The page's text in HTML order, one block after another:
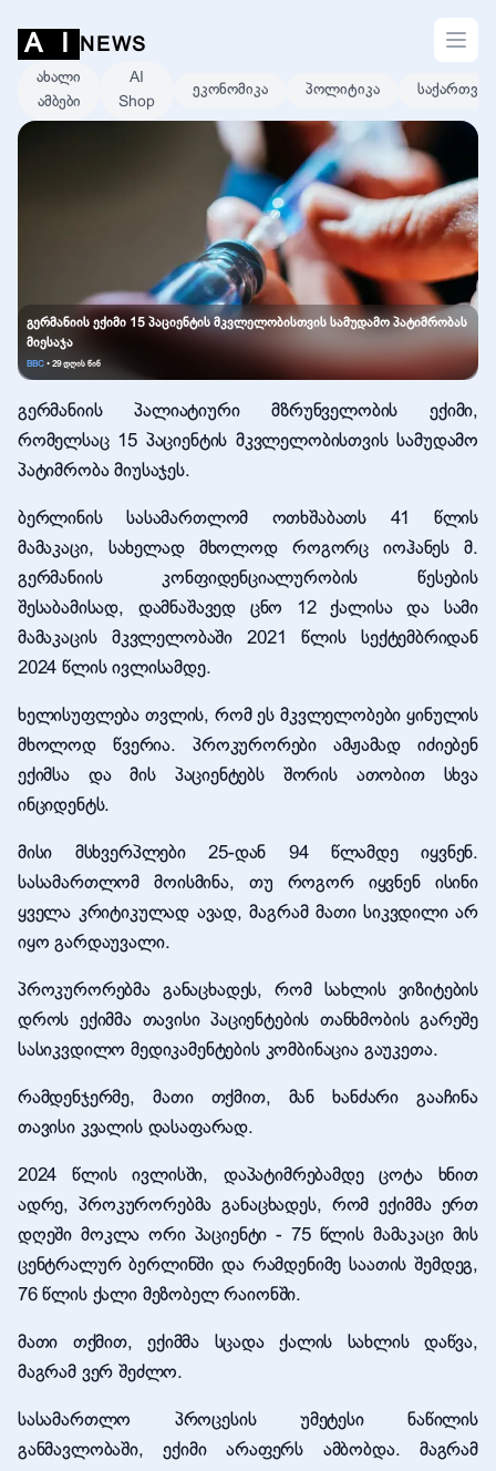
A NEWS
ახალი
ამბები
AI
Shop
ეკონომიკა პოლიტიკა
გერმანიის ექიმი 15 პაციენტის მკვლელობისთვის სამუდამო პატიმრობას
მიესაჯა
BBC • 29 დღის წინ
გერმანიის პალიატიური მზრუნველობის ექიმი,
რომელსაც 15 პაციენტის მკვლელობისთვის სამუდამო
პატიმრობა მიუსაჯეს.
ბერლინის სასამართლომ ოთხშაბათს 41 წლის
მამაკაცი, სახელად მხოლოდ როგორც იოჰანეს მ.
გერმანიის კონფიდენციალურობის წესების
შესაბამისად, დამნაშავედ ცნო 12 ქალისა და სამი
მამაკაცის მკვლელობაში 2021 წლის სექტემბრიდან
2024 წლის ივლისამდე.
ხელისუფლება თვლის, რომ ეს მკვლელობები ყინულის
მხოლოდ წვერია. პროკურორები ამჟამად იძიებენ
ექიმსა და მის პაციენტებს შორის ათობით სხვა
ინციდენტს.
მისი მსხვერპლები 25-დან 94 წლამდე იყვნენ.
სასამართლომ მოისმინა, თუ როგორ იყვნენ ისინი
ყველა კრიტიკულად ავად, მაგრამ მათი სიკვდილი არ
იყო გარდაუვალი.
პროკურორებმა განაცხადეს, რომ სახლის ვიზიტების
დროს ექიმმა თავისი პაციენტების თანხმობის გარეშე
სასიკვდილო მედიკამენტების კომბინაცია გაუკეთა.
რამდენჯერმე, მათი თქმით, მან ხანძარი გააჩინა
თავისი კვალის დასაფარად.
2024 წლის ივლისში, დაპატიმრებამდე ცოტა ხნით
ადრე, პროკურორებმა განაცხადეს, რომ ექიმმა ერთ
დღეში მოკლა ორი პაციენტი - 75 წლის მამაკაცი მის
ცენტრალურ ბერლინში და რამდენიმე საათის შემდეგ,
76 წლის ქალი მეზობელ რაიონში.
მათი თქმით, ექიმმა სცადა ქალის სახლის დაწვა,
მაგრამ ვერ შეძლო.
სასამართლო პროცესის უმეტესი ნაწილის
განმავლობაში, ექიმი არაფერს ამბობდა. მაგრამ
Open